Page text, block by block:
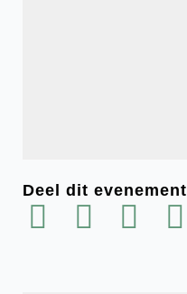
Deel dit evenement